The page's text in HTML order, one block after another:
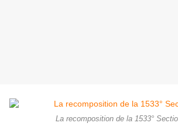
La recomposition de la 1533°